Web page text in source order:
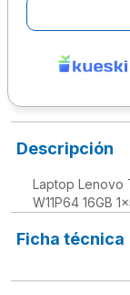
Descripción
Laptop Lenovo
W11P64 16GB
Ficha técnica